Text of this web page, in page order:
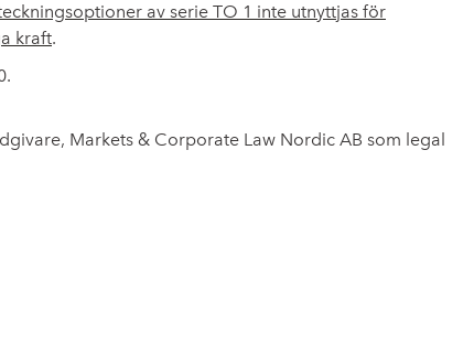
av serie TO 1 inte utnyttjas för
kraft.
Markets & Corporate Law Nordic AB som legal